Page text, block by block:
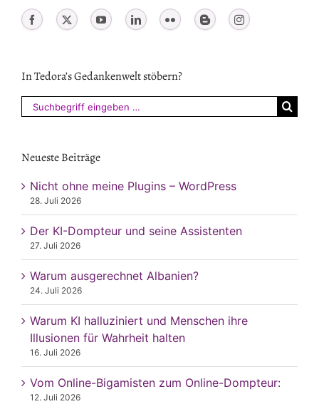
In Tedora’s Gedankenwelt stöbern?
Suchen
nach:
Neueste Beiträge
Nicht ohne meine Plugins – WordPress
28. Juli 2026
Der KI-Dompteur und seine Assistenten
27. Juli 2026
Warum ausgerechnet Albanien?
24. Juli 2026
Warum KI halluziniert und Menschen ihre
Illusionen für Wahrheit halten
16. Juli 2026
Vom Online-Bigamisten zum Online-Dompteur:
12. Juli 2026